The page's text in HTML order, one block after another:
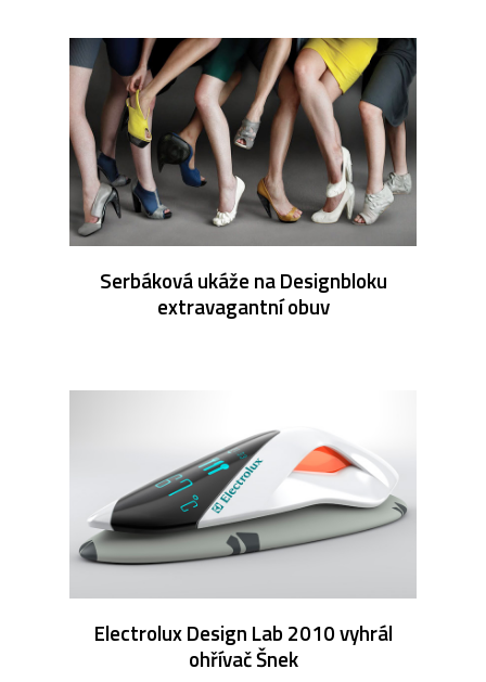
Serbáková ukáže na Designbloku
extravagantní obuv
Electrolux Design Lab 2010 vyhrál
ohřívač Šnek